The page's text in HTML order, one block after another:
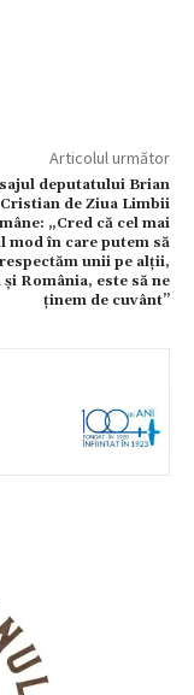
Articolul următor
deputatului Brian
Cristian de Ziua Limbii
„Cred că cel mai
mod în care putem să
unii pe alții,
România, este să ne
ținem de cuvânt”